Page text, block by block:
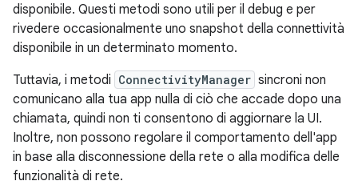
disponibile. Questi metodi sono utili per il debug e per
rivedere occasionalmente uno snapshot della connettività
disponibile in un determinato momento.
Tuttavia, i metodi ConnectivityManager sincroni non
comunicano alla tua app nulla di ciò che accade dopo una
chiamata, quindi non ti consentono di aggiornare la UI.
Inoltre, non possono regolare il comportamento dell'app
in base alla disconnessione della rete o alla modifica delle
funzionalità di rete.